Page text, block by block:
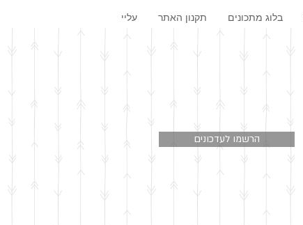
בלוג מתכונים תקנון האתר עליי
הרשמו לעדכונים